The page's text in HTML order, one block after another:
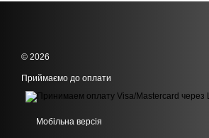
© 2026
Приймаємо до оплати
Мобільна версія